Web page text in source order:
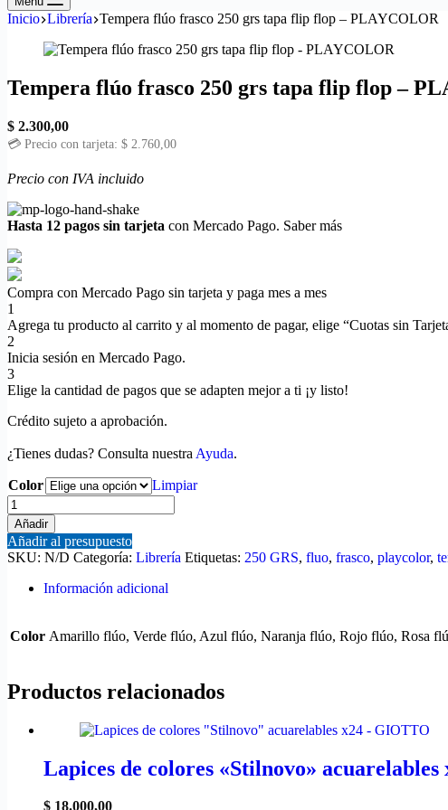
Inicio Librería Tempera flúo frasco 250 grs tapa flip flop – PLAYCOLOR
Tempera flúo frasco 250 grs tapa flip flop –
$ 2.300,00
💳 Precio con tarjeta: $ 2.760,00
Precio con IVA incluido
Hasta 12 pagos sin tarjeta con Mercado Pago. Saber más
Compra con Mercado Pago sin tarjeta y paga mes a mes
1
Agrega tu producto al carrito y al momento de pagar, elige “Cuotas sin
2
Inicia sesión en Mercado Pago.
3
Elige la cantidad de pagos que se adapten mejor a ti ¡y listo!
Crédito sujeto a aprobación.
¿Tienes dudas? Consulta nuestra Ayuda.
Color
Limpiar
Tempera
flúo
frasco
250
grs
tapa
-
Añadir
Añadir al presupuesto
SKU: N/D Categoría: Librería Etiquetas: 250 GRS, fluo, frasco, playcolor,
Información adicional
Color Amarillo flúo, Verde flúo, Azul flúo, Naranja flúo, Rojo flúo, Rosa
Productos relacionados
Lapices de colores «Stilnovo»
$ 18.000,00